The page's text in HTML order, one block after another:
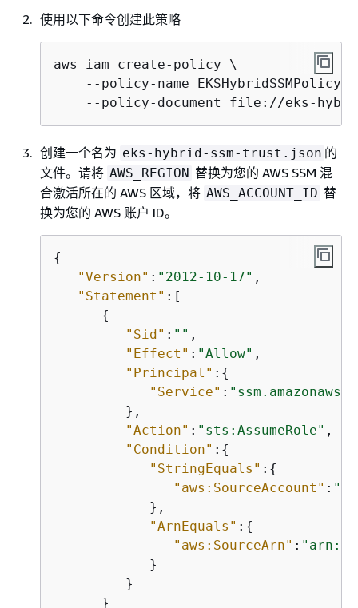
使用以下命令创建此策略
aws iam create-policy \
    --policy-name EKSHybridSSMPolicy \
--policy-document file://eks-
创建一个名为 eks-hybrid-ssm-trust.json 的
文件。请将 AWS_REGION 替换为您的 AWS SSM 混
合激活所在的 AWS 区域，将 AWS_ACCOUNT_ID 替
换为您的 AWS 账户 ID。
{
"Version" : "2012-10-17" ,
"Statement" :[
{
"Sid" : "" ,
"Effect" : "Allow" ,
"Principal" : {
"Service" :
         },
"Action" : "sts:AssumeRole" ,
"Condition" : {
"StringEquals" : {
"aws:SourceAccount" :
            },
"ArnEquals" : {
"aws:SourceArn" :
            }
         }
      }